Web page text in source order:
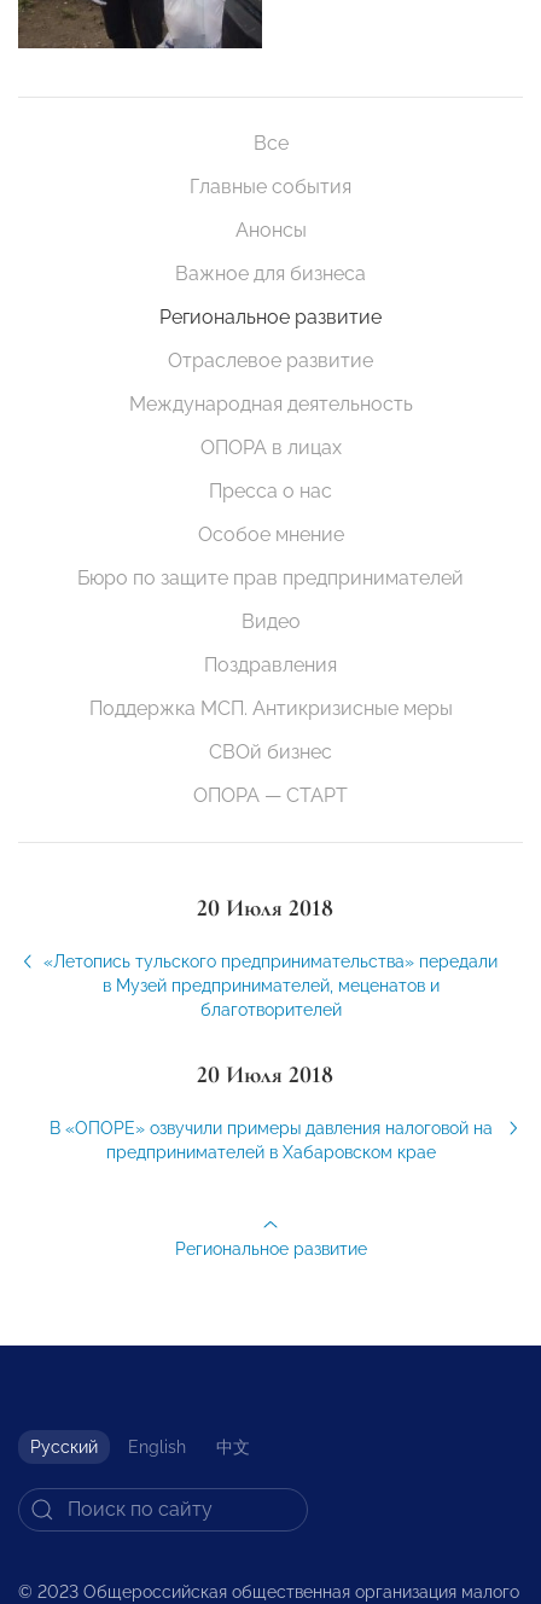
Все
Главные события
Анонсы
Важное для бизнеса
Региональное развитие
Отраслевое развитие
Международная деятельность
ОПОРА в лицах
Пресса о нас
Особое мнение
Бюро по защите прав предпринимателей
Видео
Поздравления
Поддержка МСП. Антикризисные меры
СВОй бизнес
ОПОРА — СТАРТ
20 Июля 2018
«Летопись тульского предпринимательства» передали
в Музей предпринимателей, меценатов и
благотворителей
20 Июля 2018
В «ОПОРЕ» озвучили примеры давления налоговой на
предпринимателей в Хабаровском крае
Региональное развитие
Русский English 中文
© 2023 Общероссийская общественная организация малого